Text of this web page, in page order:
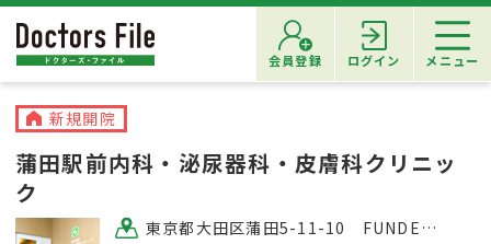
会員登録 ログイン メニュー
新規開院
蒲田駅前内科・泌尿器科・皮膚科クリニッ
ク
東京都大田区蒲田5-11-10 FUNDES蒲田6階